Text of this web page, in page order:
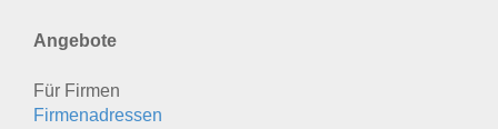
Angebote
Für Firmen
Firmenadressen